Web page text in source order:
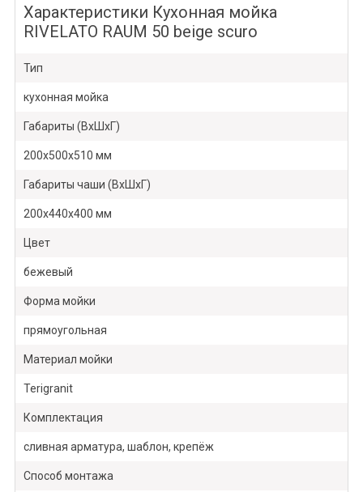
Характеристики Кухонная мойка
RIVELATO RAUM 50 beige scuro
Тип
кухонная мойка
Габариты (ВхШхГ)
200х500х510 мм
Габариты чаши (ВхШхГ)
200х440х400 мм
Цвет
бежевый
Форма мойки
прямоугольная
Материал мойки
Terigranit
Комплектация
сливная арматура, шаблон, крепёж
Способ монтажа